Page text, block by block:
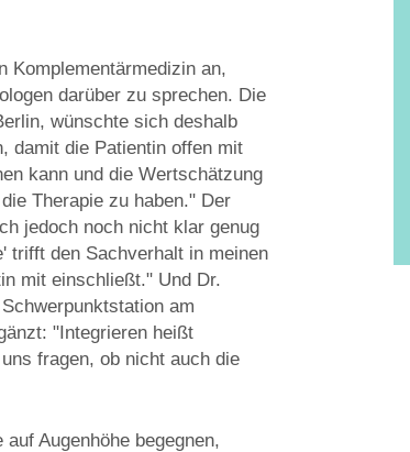
Komplementärmedizin an,
darüber zu sprechen. Die
wünschte sich deshalb
damit die Patientin offen mit
kann und die Wertschätzung
Therapie zu haben." Der
jedoch noch nicht klar genug
trifft den Sachverhalt in meinen
mit einschließt." Und Dr.
am
"Integrieren heißt
fragen, ob nicht auch die
Augenhöhe begegnen,